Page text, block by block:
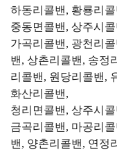
하동리콜밴, 황룡리콜
중동면콜밴, 상주시
가곡리콜밴, 광천리
밴, 상촌리콜밴, 송정
리콜밴, 원당리콜밴,
화산리콜밴,
청리면콜밴, 상주시
금곡리콜밴, 마공리
밴, 양촌리콜밴, 연정